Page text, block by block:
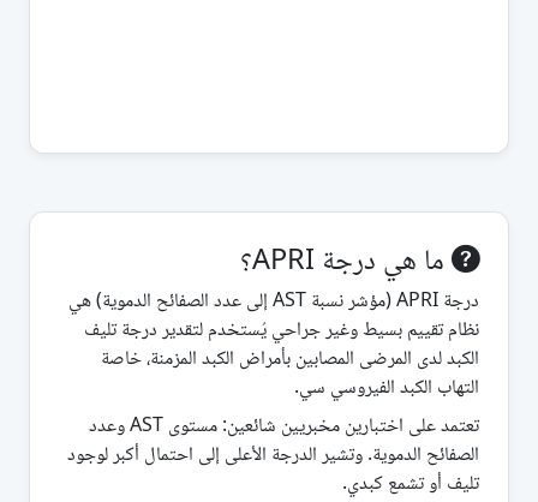
ما هي درجة APRI؟
درجة APRI (مؤشر نسبة AST إلى عدد الصفائح الدموية) هي
نظام تقييم بسيط وغير جراحي يُستخدم لتقدير درجة تليف
الكبد لدى المرضى المصابين بأمراض الكبد المزمنة، خاصة
التهاب الكبد الفيروسي سي.
تعتمد على اختبارين مخبريين شائعين: مستوى AST وعدد
الصفائح الدموية. وتشير الدرجة الأعلى إلى احتمال أكبر لوجود
تليف أو تشمع كبدي.